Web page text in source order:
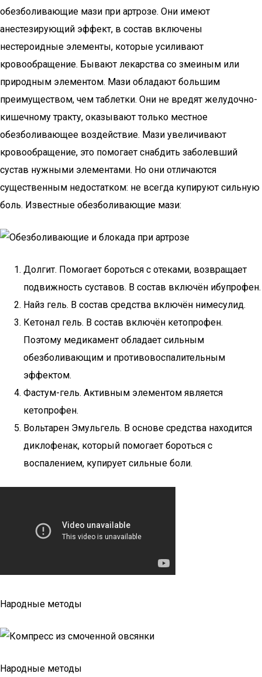
обезболивающие мази при артрозе. Они имеют
анестезирующий эффект, в состав включены
нестероидные элементы, которые усиливают
кровообращение. Бывают лекарства со змеиным или
природным элементом. Мази обладают большим
преимуществом, чем таблетки. Они не вредят желудочно-
кишечному тракту, оказывают только местное
обезболивающее воздействие. Мази увеличивают
кровообращение, это помогает снабдить заболевший
сустав нужными элементами. Но они отличаются
существенным недостатком: не всегда купируют сильную
боль. Известные обезболивающие мази:
Долгит. Помогает бороться с отеками, возвращает
подвижность суставов. В состав включён ибупрофен.
Найз гель. В состав средства включён нимесулид.
Кетонал гель. В состав включён кетопрофен.
Поэтому медикамент обладает сильным
обезболивающим и противовоспалительным
эффектом.
Фастум-гель. Активным элементом является
кетопрофен.
Вольтарен Эмульгель. В основе средства находится
диклофенак, который помогает бороться с
воспалением, купирует сильные боли.
Народные методы
Народные методы